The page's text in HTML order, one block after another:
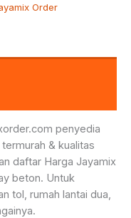
Order
penyedia
& kualitas
daftar Harga Jayamix
beton. Untuk
tol, rumah lantai dua,